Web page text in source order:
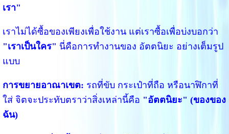
เรา"
เราไม่ได้ซื้อของเพียงเพื่อใช้งาน แต่เราซื้อเพื่อบ่งบอกว่า
"เราเป็นใคร" นี่คือการทำงานของ อัตตนิยะ อย่างเต็มรูป
แบบ
การขยายอาณาเขต: รถที่ขับ กระเป๋าที่ถือ หรือนาฬิกาที่
ใส่ จิตจะประทับตราว่าสิ่งเหล่านี้คือ "อัตตนิยะ" (ของของ
ฉัน)